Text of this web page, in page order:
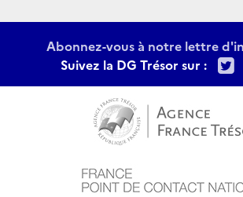
Abonnez-vous à notre lettre
Suivez la DG Trésor sur :